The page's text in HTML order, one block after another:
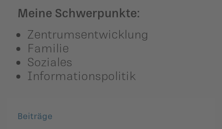
Meine Schwerpunkte:
Zentrumsentwicklung
Familie
Soziales
Informationspolitik
Beiträge